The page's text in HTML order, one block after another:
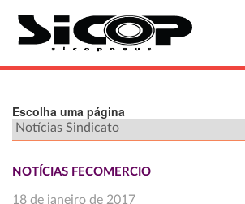
Escolha uma página
NOTÍCIAS FECOMERCIO
18 de janeiro de 2017